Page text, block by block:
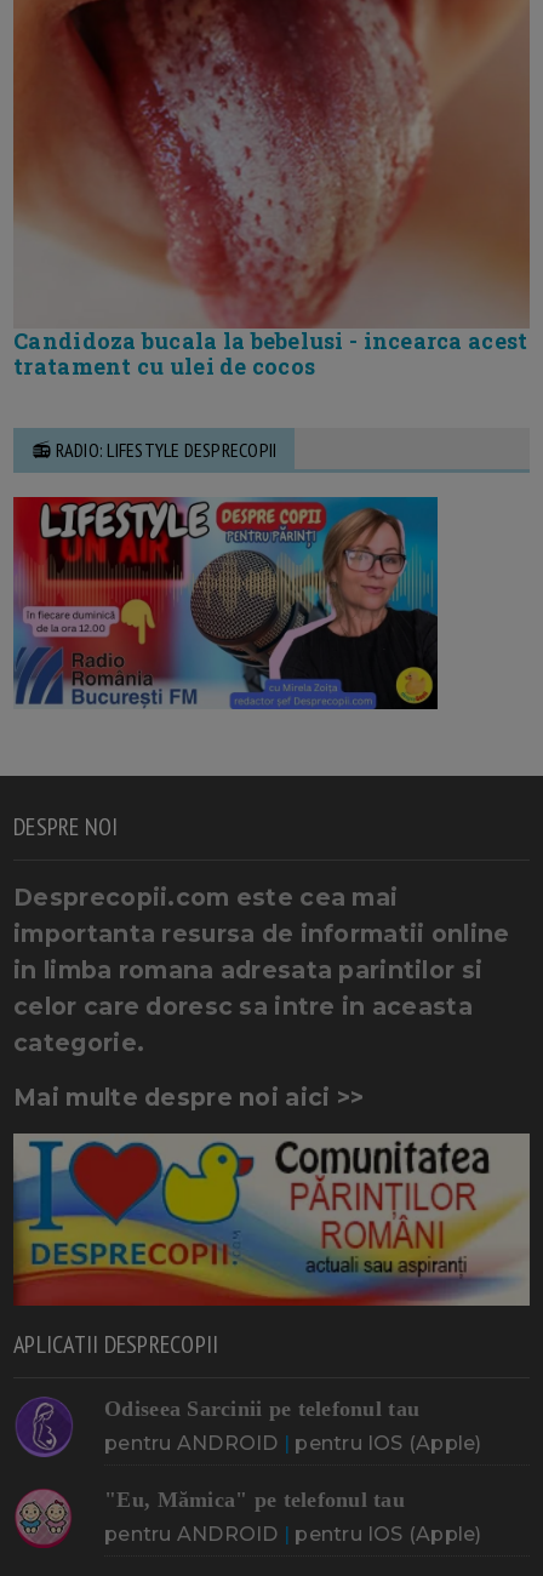
Candidoza bucala la bebelusi - incearca acest
tratament cu ulei de cocos
📻 RADIO: LIFESTYLE DESPRECOPII
DESPRE NOI
Desprecopii.com este cea mai
importanta resursa de informatii online
in limba romana adresata parintilor si
celor care doresc sa intre in aceasta
categorie.
Mai multe despre noi aici >>
APLICATII DESPRECOPII
Odiseea Sarcinii pe telefonul tau
pentru ANDROID | pentru IOS (Apple)
"Eu, Mămica" pe telefonul tau
pentru ANDROID | pentru IOS (Apple)